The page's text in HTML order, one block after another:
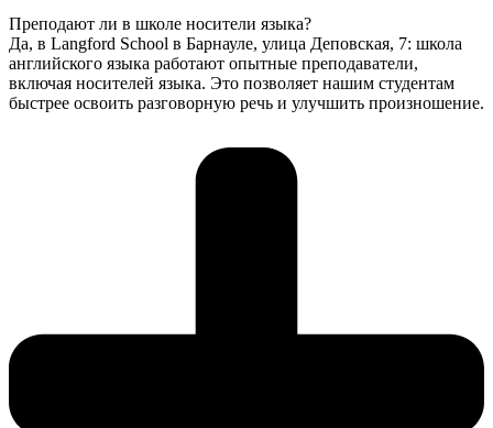
Преподают ли в школе носители языка?
Да, в Langford School в Барнауле, улица Деповская, 7: школа
английского языка работают опытные преподаватели,
включая носителей языка. Это позволяет нашим студентам
быстрее освоить разговорную речь и улучшить произношение.